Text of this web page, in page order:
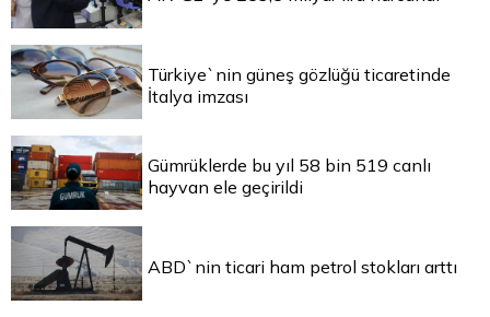
Türkiye`nin güneş gözlüğü ticaretinde
İtalya imzası
Gümrüklerde bu yıl 58 bin 519 canlı
hayvan ele geçirildi
ABD`nin ticari ham petrol stokları arttı